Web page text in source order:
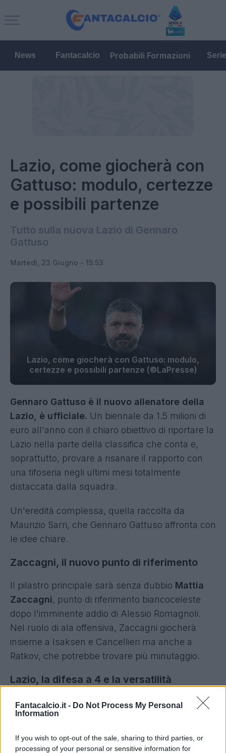
Fantacalcio.it - Do Not Process My Personal
Information
If you wish to opt-out of the sale, sharing to third parties, or
processing of your personal or sensitive information for
News Fantacalcio Probabili Formazioni
Lazio, come giocherà con
Gattuso: modulo, certezze
e possibili partenze
Tutto sulla nuova Lazio di Gennaro
Gattuso
Martedì, 23 Giugno - 15:53
Lazio, come giocherà con Gattuso: modulo,
certezze e possibili partenze (©LaPresse)
Gennaro Gattuso è il nuovo allenatore della
Lazio, è ufficiale. Un biennale da 1.5 milioni di
euro all'anno con il chiaro obiettivo di riportare la
Lazio nella parte della classifica che conta e,
soprattutto, provare a risanare il rapporto con
una tifoseria negli ultimi mesi totalmente
distaccata dalla squadra.
Un'eredità complessa, quella raccolta da
Maurizio Sarri, che Gennaro Gattuso affronta con
le idee chiare.
Zaccagni, il nuovo punto di riferimento
Il pilastro principale sarà senza dubbio Mattia
Zaccagni, punto di riferimento biancoceleste
dopo l'imminente addio di Alessio Romagnoli.
Nel ruolo di ala offensiva, Zaccagni giocherà
insieme a Isaksen e Cancellieri ma anche a
Ratkov, che potrebbe trovare più minutaggio.
Lazio, la difesa a 4 e la versatilità
In linea con Baroni e Sarri, Gattuso dovrebbe
ripartire da una difesa a quattro:
primaria. Nel corso della sua carriera ha